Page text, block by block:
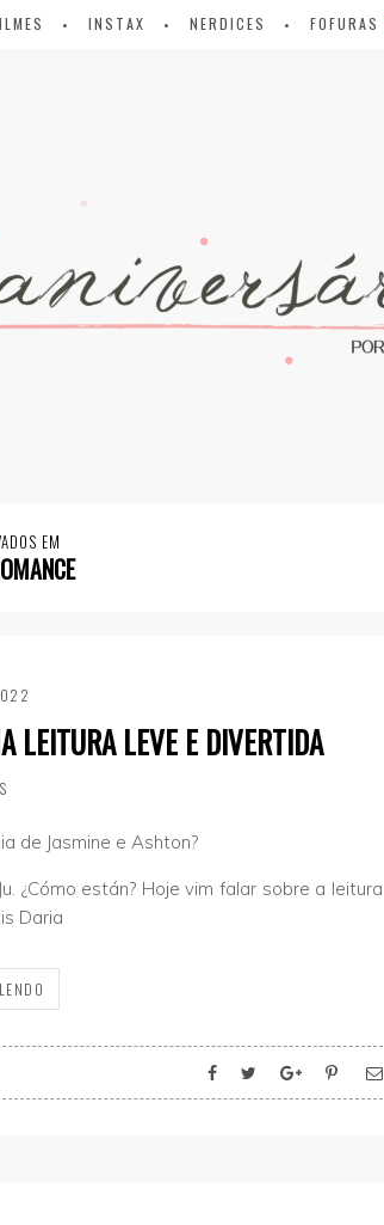
INSTAX NERDICES FOFURAS
EM
LEITURA LEVE E DIVERTIDA
de Jasmine e Ashton?
¿Cómo están? Hoje vim falar sobre a leitura
Daria